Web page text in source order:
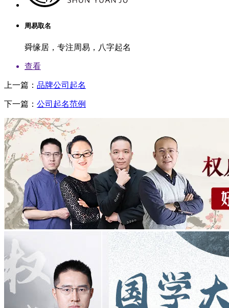
周易取名
舜缘居，专注周易，八字起名
查看
上一篇： 品牌公司起名
下一篇： 公司起名范例